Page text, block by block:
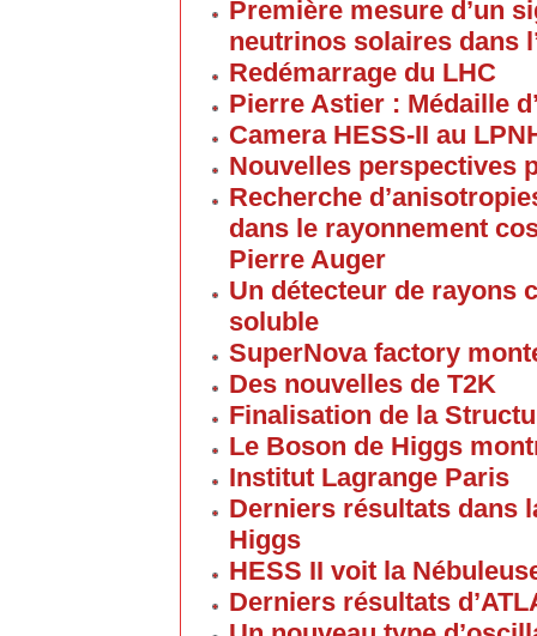
Première mesure d’un
neutrinos solaires dans
Redémarrage du LHC
Pierre Astier : Médaille
Camera HESS-II au
Nouvelles perspectives
Recherche
dans le rayonnement
Pierre Auger
Un détecteur de rayons
soluble
SuperNova factory
Des nouvelles de T2K
Finalisation de la
Le Boson de Higgs
Institut Lagrange Paris
Derniers résultats dans
Higgs
HESS II voit la
Derniers résultats